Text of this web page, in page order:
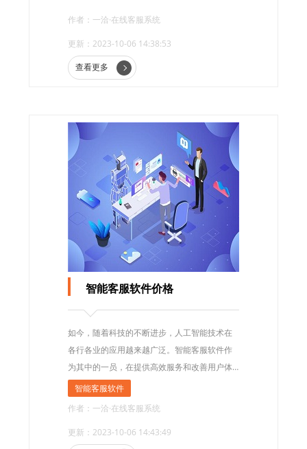
探讨私有化部署客服系统的优势，并详细介绍
如何打造一个高效沟通平台。
作者：一洽·在线客服系统
更新：2023-10-06 14:38:53
查看更多
智能客服软件价格
如今，随着科技的不断进步，人工智能技术在
各行各业的应用越来越广泛。智能客服软件作
为其中的一员，在提供高效服务和改善用户体
验方面发挥着重要作用。
智能客服软件
作者：一洽·在线客服系统
更新：2023-10-06 14:43:49